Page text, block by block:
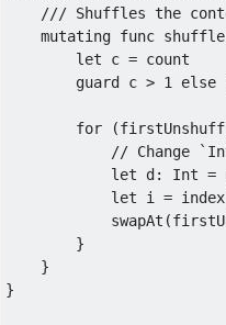
mutating func shuffle
let c = count
guard c > 1 else
for (
let d: Int =
let i = index
            swapAt
(
}
}
}